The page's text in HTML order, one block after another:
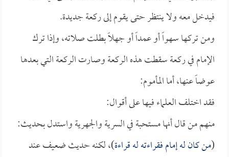
فيدخل معه ولا ينتظر حتى يقوم إلى ركعة جديدة.
ومن تركها سهواً أو عمداً أو جهلاً بطلت صلاته، وإذا ترك
الإمام في ركعة سقطت هذه الركعة وصارت الركعة التي بعدها
عوضاً عنها، أما المأموم:
فقد اختلف العلماء فيها على أقوال:
منهم من قال أنها مستحبة في السرية والجهرية واستدل بحديث:
(من كان له إمام فقراءته له قراءة)، لكنه حديث ضعيف عند